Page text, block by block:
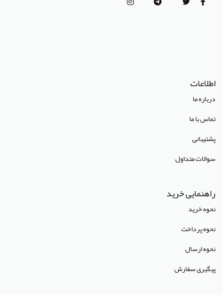
انتشارات جهاد دانشگاهی تهران
انتشارات پژوهشگاه علوم و فنون هسته ای
اطلاعات
درباره ما
تماس با ما
پشتیبانی
سوالات متداول
راهنمایی خرید
نحوه خرید
نحوه پرداخت
نحوه ارسال
پیگیری سفارش